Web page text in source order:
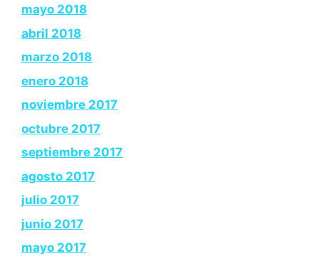
mayo 2018
abril 2018
marzo 2018
enero 2018
noviembre 2017
octubre 2017
septiembre 2017
agosto 2017
julio 2017
junio 2017
mayo 2017